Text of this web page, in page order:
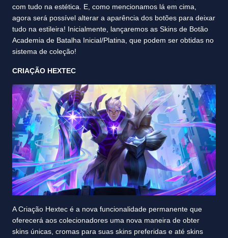
com tudo na estética. E, como mencionamos lá em cima,
agora será possível alterar a aparência dos botões para deixar
tudo na estileira! Inicialmente, lançaremos as Skins de Botão
Academia de Batalha Inicial/Platina, que podem ser obtidas no
sistema de coleção!
CRIAÇÃO HEXTEC
A Criação Hextec é a nova funcionalidade permanente que
oferecerá aos colecionadores uma nova maneira de obter
skins únicas, cromas para suas skins preferidas e até skins